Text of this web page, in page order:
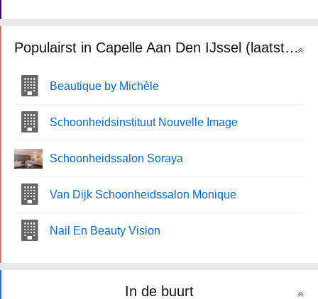
Populairst in Capelle Aan Den IJssel (laatste 30 dagen)
Beautique by Michèle
Schoonheidsinstituut Nouvelle Image
Schoonheidssalon Soraya
Van Dijk Schoonheidssalon Monique
Nail En Beauty Vision
In de buurt